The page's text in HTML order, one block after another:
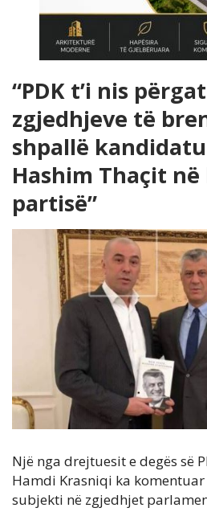
“PDK t’i nis
zgjedhjeve të
shpallë
Hashim Thaçit
partisë”
Një nga drejtuesit e degës së
Hamdi Krasniqi ka
subjekti në zgjedhjet